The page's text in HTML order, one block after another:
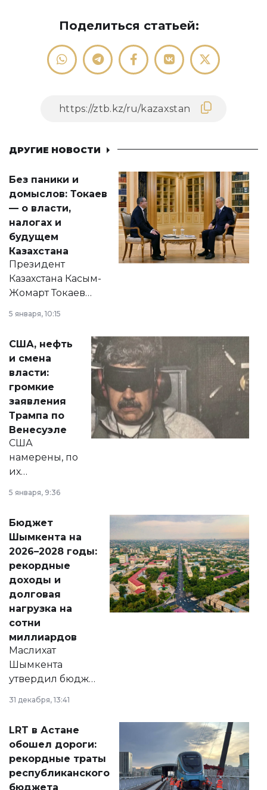
Поделиться статьей:
ДРУГИЕ НОВОСТИ
Без паники и
домыслов: Токаев
— о власти,
налогах и
будущем
Казахстана
Президент
Казахстана Касым-
Жомарт Токаев
сразу несколько
актуальных тем —
от слухов о
политических
реформах до
вопросов армии,
экономики и
личного здоровья.
5 января, 10:15
США, нефть
и смена
власти:
громкие
заявления
Трампа по
Венесуэле
США
намерены, по
их
принести
народу
Венесуэлы.
5 января, 9:36
Бюджет
Шымкента на
2026–2028 годы:
рекордные
доходы и
долговая
нагрузка на
сотни
миллиардов
Маслихат
Шымкента
утвердил бюджет
города на 2026–
2028 годы.
документ
появился в базе
нормативных
правовых актов и
31 декабря, 13:41
LRT в Астане
обошел дороги:
рекордные траты
республиканского
бюджета